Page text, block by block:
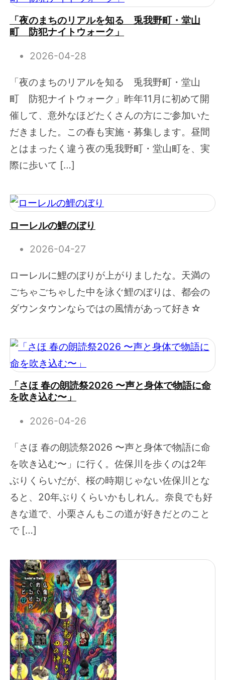
「夜のまちのリアルを知る 兎我野町・堂山
町 防犯ナイトウォーク」
2026-04-28
「夜のまちのリアルを知る 兎我野町・堂山
町 防犯ナイトウォーク」昨年11月に初めて開
催して、意外なほどたくさんの方にご参加いた
だきました。この春も実施・募集します。昼間
とはまったく違う夜の兎我野町・堂山町を、実
際に歩いて […]
ローレルの鯉のぼり
2026-04-27
ローレルに鯉のぼりが上がりましたな。天満の
ごちゃごちゃした中を泳ぐ鯉のぼりは、都会の
ダウンタウンならではの風情があって好き☆
「さほ 春の朗読祭2026 〜声と身体で物語に命
を吹き込む〜」
2026-04-26
「さほ 春の朗読祭2026 〜声と身体で物語に命
を吹き込む〜」に行く。佐保川を歩くのは2年
ぶりくらいだが、桜の時期じゃない佐保川とな
ると、20年ぶりくらいかもしれん。奈良でも好
きな道で、小栗さんもこの道が好きだとのこと
で […]